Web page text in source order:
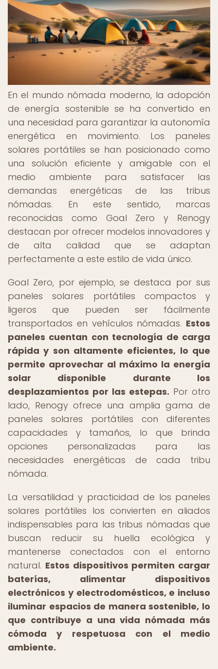
En el mundo nómada moderno, la adopción
de energía sostenible se ha convertido en
una necesidad para garantizar la autonomía
energética en movimiento. Los paneles
solares portátiles se han posicionado como
una solución eficiente y amigable con el
medio ambiente para satisfacer las
demandas energéticas de las tribus
nómadas. En este sentido, marcas
reconocidas como Goal Zero y Renogy
destacan por ofrecer modelos innovadores y
de alta calidad que se adaptan
perfectamente a este estilo de vida único.
Goal Zero, por ejemplo, se destaca por sus
paneles solares portátiles compactos y
ligeros que pueden ser fácilmente
transportados en vehículos nómadas. Estos
paneles cuentan con tecnología de carga
rápida y son altamente eficientes, lo que
permite aprovechar al máximo la energía
solar disponible durante los
desplazamientos por las estepas. Por otro
lado, Renogy ofrece una amplia gama de
paneles solares portátiles con diferentes
capacidades y tamaños, lo que brinda
opciones personalizadas para las
necesidades energéticas de cada tribu
nómada.
La versatilidad y practicidad de los paneles
solares portátiles los convierten en aliados
indispensables para las tribus nómadas que
buscan reducir su huella ecológica y
mantenerse conectados con el entorno
natural. Estos dispositivos permiten cargar
baterías, alimentar dispositivos
electrónicos y electrodomésticos, e incluso
iluminar espacios de manera sostenible, lo
que contribuye a una vida nómada más
cómoda y respetuosa con el medio
ambiente.